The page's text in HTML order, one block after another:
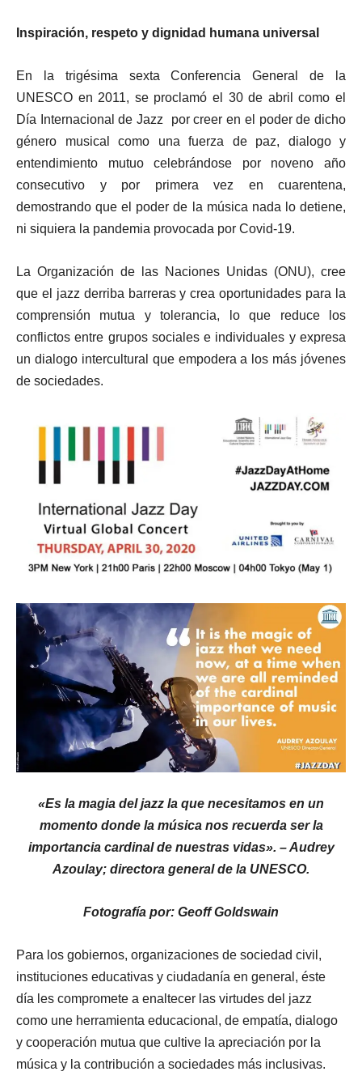
Inspiración, respeto y dignidad humana universal
En la trigésima sexta Conferencia General de la
UNESCO en 2011, se proclamó el 30 de abril como el
Día Internacional de Jazz por creer en el poder de dicho
género musical como una fuerza de paz, dialogo y
entendimiento mutuo celebrándose por noveno año
consecutivo y por primera vez en cuarentena,
demostrando que el poder de la música nada lo detiene,
ni siquiera la pandemia provocada por Covid-19.
La Organización de las Naciones Unidas (ONU), cree
que el jazz derriba barreras y crea oportunidades para la
comprensión mutua y tolerancia, lo que reduce los
conflictos entre grupos sociales e individuales y expresa
un dialogo intercultural que empodera a los más jóvenes
de sociedades.
«Es la magia del jazz la que necesitamos en un
momento donde la música nos recuerda ser la
importancia cardinal de nuestras vidas». – Audrey
Azoulay; directora general de la UNESCO.
Fotografía por: Geoff Goldswain
Para los gobiernos, organizaciones de sociedad civil,
instituciones educativas y ciudadanía en general, éste
día les compromete a enaltecer las virtudes del jazz
como une herramienta educacional, de empatía, dialogo
y cooperación mutua que cultive la apreciación por la
música y la contribución a sociedades más inclusivas.